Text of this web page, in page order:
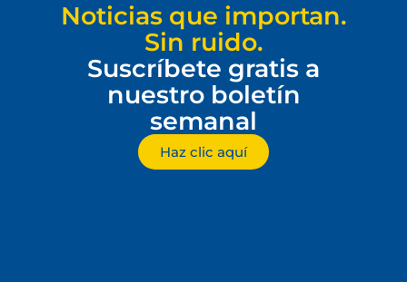
Noticias que importan.
Sin ruido.
Suscríbete gratis a
nuestro boletín
semanal
Haz clic aquí